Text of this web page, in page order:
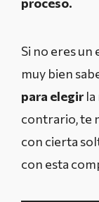
Si no eres
muy bien
para elegir
contrario, te
con cierta
con esta